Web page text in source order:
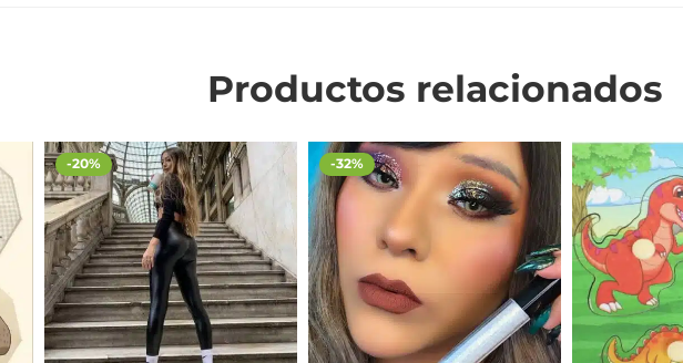
Productos relacionados
-20% -32%